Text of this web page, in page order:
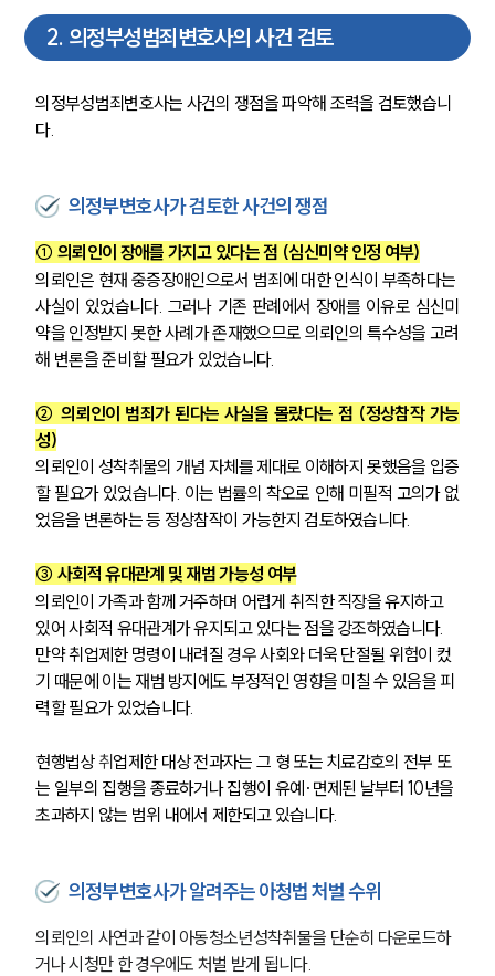
2. 의정부성범죄변호사의 사건 검토
의정부성범죄변호사는 사건의 쟁점을 파악해 조력을 검토했습니
다.
의정부변호사가 검토한 사건의 쟁점
① 의뢰인이 장애를 가지고 있다는 점 (심신미약 인정 여부)
의뢰인은 현재 중증장애인으로서 범죄에 대한 인식이 부족하다는
사실이 있었습니다. 그러나 기존 판례에서 장애를 이유로 심신미
약을 인정받지 못한 사례가 존재했으므로 의뢰인의 특수성을 고려
해 변론을 준비할 필요가 있었습니다.
② 의뢰인이 범죄가 된다는 사실을 몰랐다는 점 (정상참작 가능
성)
의뢰인이 성착취물의 개념 자체를 제대로 이해하지 못했음을 입증
할 필요가 있었습니다. 이는 법률의 착오로 인해 미필적 고의가 없
었음을 변론하는 등 정상참작이 가능한지 검토하였습니다.
③ 사회적 유대관계 및 재범 가능성 여부
의뢰인이 가족과 함께 거주하며 어렵게 취직한 직장을 유지하고
있어 사회적 유대관계가 유지되고 있다는 점을 강조하였습니다.
만약 취업제한 명령이 내려질 경우 사회와 더욱 단절될 위험이 컸
기 때문에 이는 재범 방지에도 부정적인 영향을 미칠 수 있음을 피
력할 필요가 있었습니다.
현행법상 취업제한 대상 전과자는 그 형 또는 치료감호의 전부 또
는 일부의 집행을 종료하거나 집행이 유예·면제된 날부터 10년을
초과하지 않는 범위 내에서 제한되고 있습니다.
의정부변호사가 알려주는 아청법 처벌 수위
의뢰인의 사연과 같이 아동청소년성착취물을 단순히 다운로드하
거나 시청만 한 경우에도 처벌 받게 됩니다.